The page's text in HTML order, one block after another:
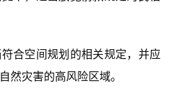
合空间规划的相关规定，并应
然灾害的高风险区域。